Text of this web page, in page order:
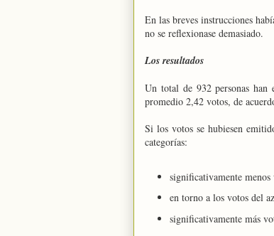
En las breves instrucciones
no se reflexionase demasiado.
Los resultados
Un total de 932 personas
promedio 2,42 votos, de
Si los votos se hubiesen
categorías:
significativamente menos
en torno a los votos del
significativamente más